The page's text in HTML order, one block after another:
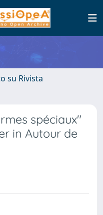
su Rivista
spéciaux"
in Autour de